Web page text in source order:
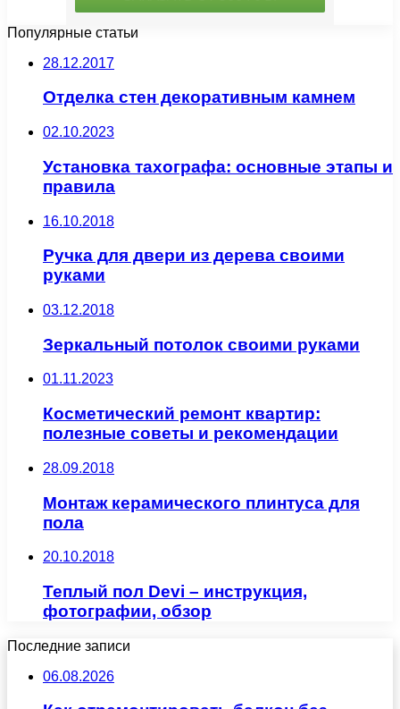
Популярные статьи
28.12.2017
Отделка стен декоративным камнем
02.10.2023
Установка тахографа: основные этапы и
правила
16.10.2018
Ручка для двери из дерева своими
руками
03.12.2018
Зеркальный потолок своими руками
01.11.2023
Косметический ремонт квартир:
полезные советы и рекомендации
28.09.2018
Монтаж керамического плинтуса для
пола
20.10.2018
Теплый пол Devi – инструкция,
фотографии, обзор
Последние записи
06.08.2026